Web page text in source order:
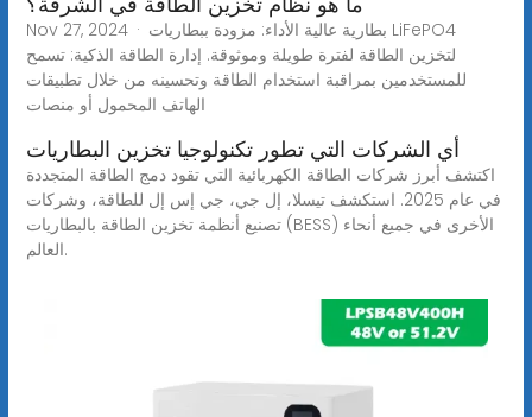
Nov 27, 2024 · بطارية عالية الأداء: مزودة ببطاريات LiFePO4
لتخزين الطاقة لفترة طويلة وموثوقة. إدارة الطاقة الذكية: تسمح
للمستخدمين بمراقبة استخدام الطاقة وتحسينه من خلال تطبيقات
الهاتف المحمول أو منصات
أي الشركات التي تطور تكنولوجيا تخزين البطاريات
اكتشف أبرز شركات الطاقة الكهربائية التي تقود دمج الطاقة المتجددة
في عام 2025. استكشف تيسلا، إل جي، جي إس إل للطاقة، وشركات
تصنيع أنظمة تخزين الطاقة بالبطاريات (BESS) الأخرى في جميع أنحاء
العالم.